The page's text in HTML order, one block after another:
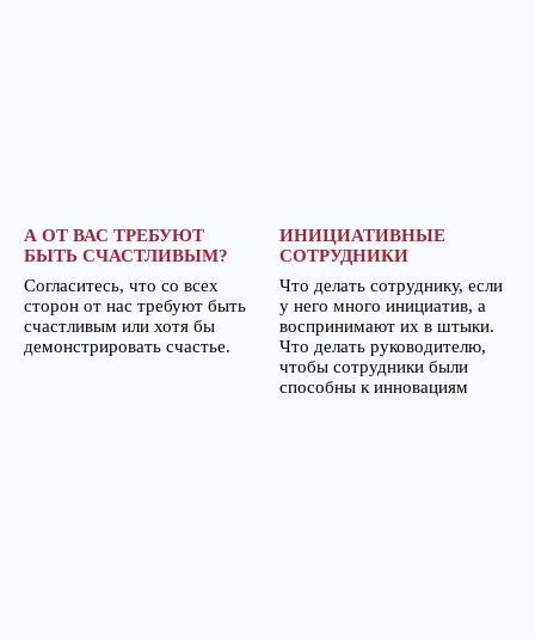
А ОТ ВАС ТРЕБУЮТ
БЫТЬ СЧАСТЛИВЫМ?
Согласитесь, что со всех
сторон от нас требуют быть
счастливым или хотя бы
демонстрировать счастье.
ИНИЦИАТИВНЫЕ
СОТРУДНИКИ
Что делать сотруднику, если
у него много инициатив, а
воспринимают их в штыки.
Что делать руководителю,
чтобы сотрудники были
способны к инновациям